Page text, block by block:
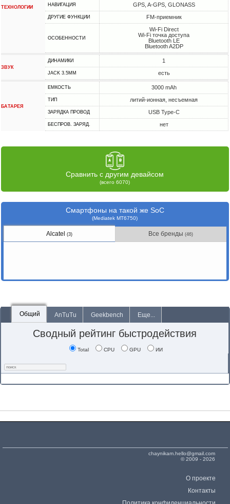
ТЕХНОЛОГИИ НАВИГАЦИЯ GPS, A-GPS, GLONASS
ДРУГИЕ ФУНКЦИИ FM-приемник
ОСОБЕННОСТИ
Wi-Fi Direct
Wi-Fi точка доступа
Bluetooth LE
Bluetooth A2DP
ЗВУК
ДИНАМИКИ 1
JACK 3.5MM есть
БАТАРЕЯ
ЕМКОСТЬ 3000 mAh
ТИП литий-ионная, несъемная
ЗАРЯДКА ПРОВОД USB Type-C
БЕСПРОВ. ЗАРЯД. нет
Сравнить с другим девайсом
(всего 6070)
Смартфоны на такой же SoC
(Mediatek MT6750)
Alcatel(3) Все бренды(46)
Общий AnTuTu Geekbench Еще...
Сводный рейтинг быстродействия
Total CPU GPU ИИ
chaynikam.hello@gmail.com
© 2009 - 2026
О проекте
Контакты